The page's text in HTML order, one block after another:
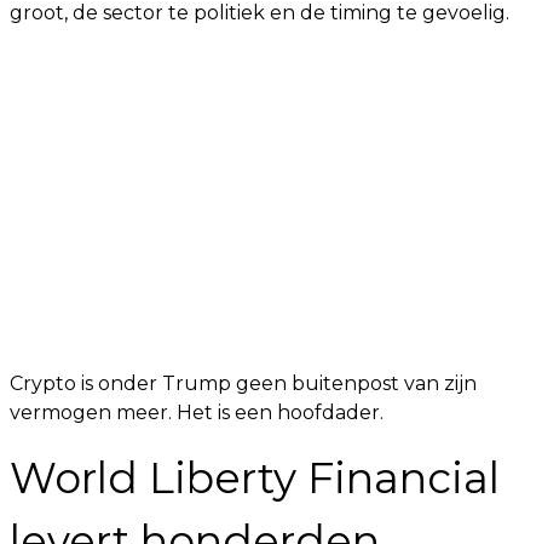
groot, de sector te politiek en de timing te gevoelig.
Crypto is onder Trump geen buitenpost van zijn
vermogen meer. Het is een hoofdader.
World Liberty Financial